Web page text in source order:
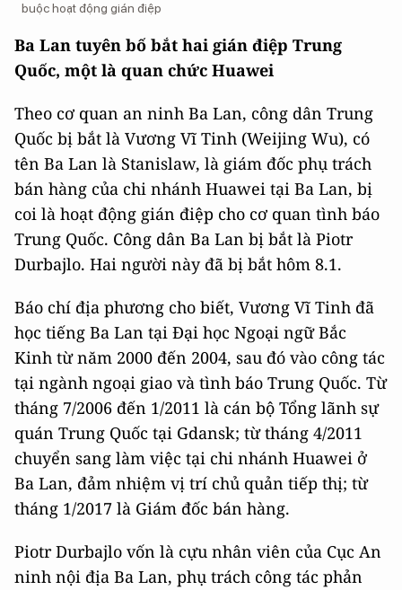
buộc hoạt động gián điệp
Ba Lan tuyên bố bắt hai gián điệp Trung
Quốc, một là quan chức Huawei
Theo cơ quan an ninh Ba Lan, công dân Trung
Quốc bị bắt là Vương Vĩ Tinh (Weijing Wu), có
tên Ba Lan là Stanislaw, là giám đốc phụ trách
bán hàng của chi nhánh Huawei tại Ba Lan, bị
coi là hoạt động gián điệp cho cơ quan tình báo
Trung Quốc. Công dân Ba Lan bị bắt là Piotr
Durbajlo. Hai người này đã bị bắt hôm 8.1.
Báo chí địa phương cho biết, Vương Vĩ Tinh đã
học tiếng Ba Lan tại Đại học Ngoại ngữ Bắc
Kinh từ năm 2000 đến 2004, sau đó vào công tác
tại ngành ngoại giao và tình báo Trung Quốc. Từ
tháng 7/2006 đến 1/2011 là cán bộ Tổng lãnh sự
quán Trung Quốc tại Gdansk; từ tháng 4/2011
chuyển sang làm việc tại chi nhánh Huawei ở
Ba Lan, đảm nhiệm vị trí chủ quản tiếp thị; từ
tháng 1/2017 là Giám đốc bán hàng.
Piotr Durbajlo vốn là cựu nhân viên của Cục An
ninh nội địa Ba Lan, phụ trách công tác phản